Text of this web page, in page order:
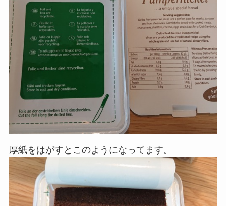
厚紙をはがすとこのようになってます。